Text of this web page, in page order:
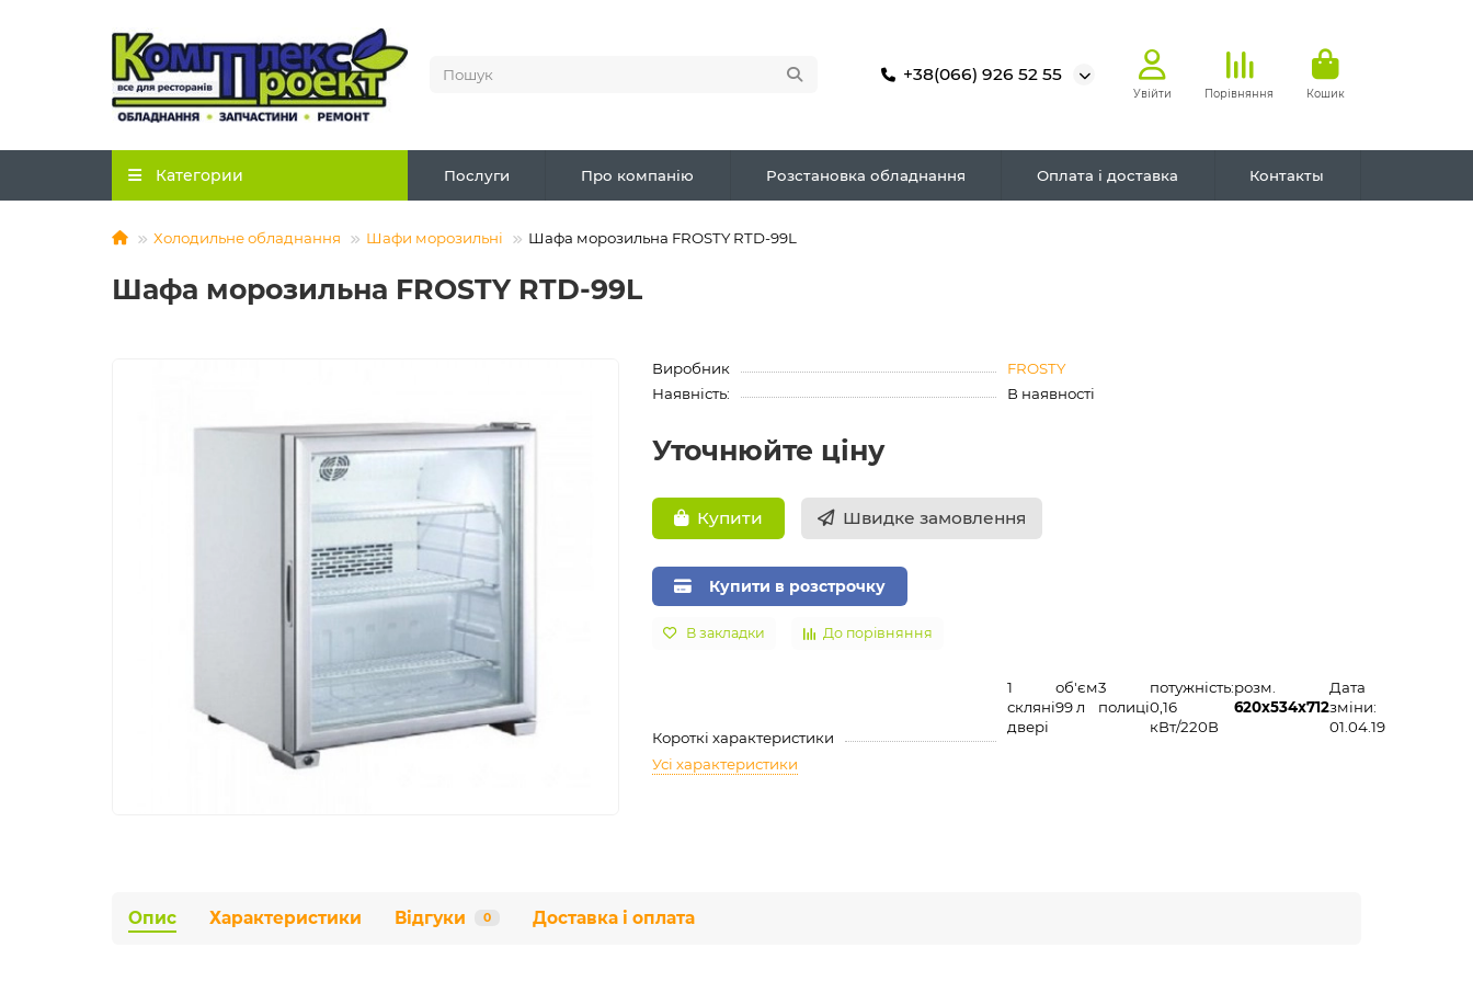
+38(066) 926 52 55
Увійти Порівняння Кошик
Категории Послуги Про компанію Розстановка обладнання Оплата і доставка Контакты
Холодильне обладнання Шафи морозильні Шафа морозильна FROSTY RTD-99L
Шафа морозильна FROSTY RTD-99L
Виробник
FROSTY
Наявність:
В наявності
Уточнюйте ціну
Купити Швидке замовлення
Купити в розстрочку
В закладки До порівняння
Короткі характеристики
1
скляні
двері
об'єм
99 л
3
полиці
потужність:
0,16
кВт/220В
розм.
620х534х712
Дата
зміни:
01.04.19
Усі характеристики
Опис Характеристики Відгуки 0 Доставка і оплата